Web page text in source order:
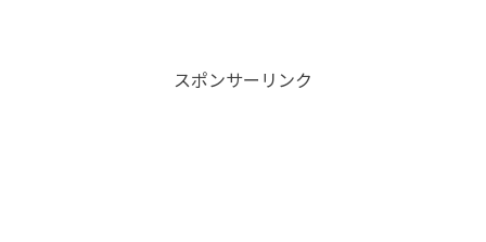
スポンサーリンク